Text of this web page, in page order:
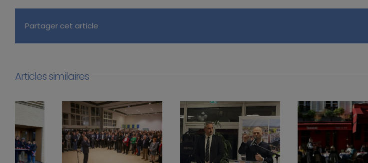
Partager cet article
Articles similaires